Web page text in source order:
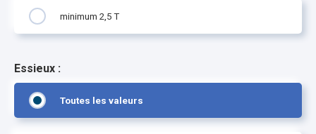
minimum 2,5 T
Essieux :
Toutes les valeurs